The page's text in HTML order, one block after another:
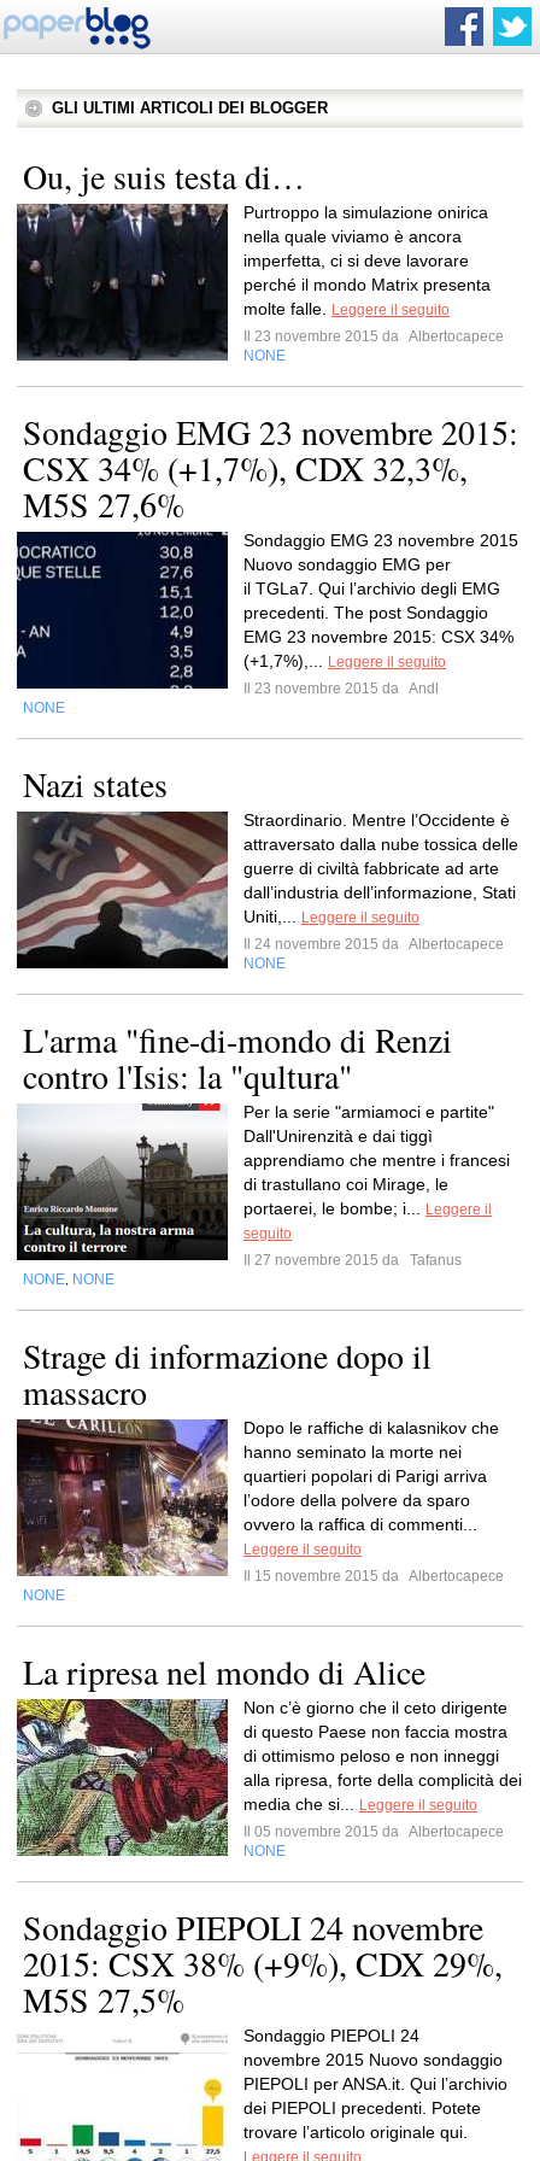
GLI ULTIMI ARTICOLI DEI BLOGGER
Ou, je suis testa di…
Purtroppo la simulazione onirica
nella quale viviamo è ancora
imperfetta, ci si deve lavorare
perché il mondo Matrix presenta
molte falle.
Leggere il seguito
Il 23 novembre 2015 da Albertocapece
NONE
Sondaggio EMG 23 novembre 2015:
CSX 34% (+1,7%), CDX 32,3%,
M5S 27,6%
Sondaggio EMG 23 novembre 2015
Nuovo sondaggio EMG per
il TGLa7. Qui l’archivio degli EMG
precedenti. The post Sondaggio
EMG 23 novembre 2015: CSX 34%
(+1,7%),...
Leggere il seguito
Il 23 novembre 2015 da Andl
NONE
Nazi states
Straordinario. Mentre l’Occidente è
attraversato dalla nube tossica delle
guerre di civiltà fabbricate ad arte
dall’industria dell’informazione, Stati
Uniti,...
Leggere il seguito
Il 24 novembre 2015 da Albertocapece
NONE
L'arma "fine-di-mondo di Renzi
contro l'Isis: la "qultura"
Per la serie "armiamoci e partite"
Dall'Unirenzità e dai tiggì
apprendiamo che mentre i francesi
di trastullano coi Mirage, le
portaerei, le bombe; i...
Leggere il
seguito
Il 27 novembre 2015 da
Tafanus
NONE NONE
Strage di informazione dopo il
massacro
Dopo le raffiche di kalasnikov che
hanno seminato la morte nei
quartieri popolari di Parigi arriva
l’odore della polvere da sparo
ovvero la raffica di commenti...
Leggere il seguito
Il 15 novembre 2015 da Albertocapece
NONE
La ripresa nel mondo di Alice
Non c’è giorno che il ceto dirigente
di questo Paese non faccia mostra
di ottimismo peloso e non inneggi
alla ripresa, forte della complicità dei
media che si...
Leggere il seguito
Il 05 novembre 2015 da Albertocapece
NONE
Sondaggio PIEPOLI 24 novembre
2015: CSX 38% (+9%), CDX 29%,
M5S 27,5%
Sondaggio PIEPOLI 24
novembre 2015 Nuovo sondaggio
PIEPOLI per ANSA.it. Qui l’archivio
dei PIEPOLI precedenti. Potete
trovare l’articolo originale qui.
Leggere il seguito